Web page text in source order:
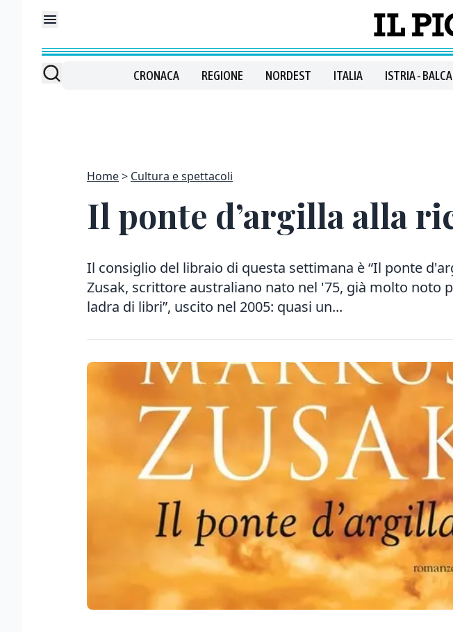
CRONACA REGIONE NORDEST ITALIA ISTRIA -
Home Cultura e spettacoli
Il ponte d’argilla alla
Il consiglio del libraio di questa settimana è “Il ponte
Zusak, scrittore australiano nato nel '75, già molto noto
ladra di libri”, uscito nel 2005: quasi un...